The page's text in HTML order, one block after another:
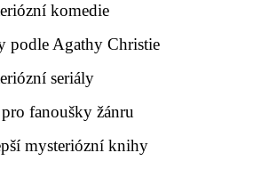
komedie
podle Agathy Christie
seriály
fanoušky žánru
mysteriózní knihy